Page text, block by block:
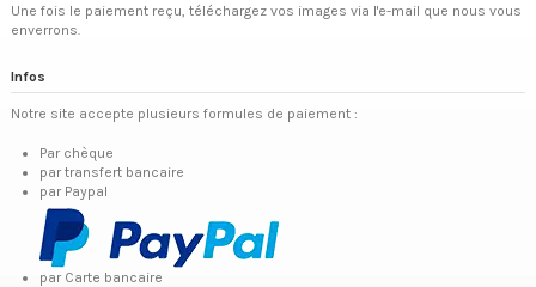
Une fois le paiement reçu, téléchargez vos images via l'e-mail que nous vous
enverrons.
Infos
Notre site accepte plusieurs formules de paiement :
Par chèque
par transfert bancaire
par Paypal
par Carte bancaire